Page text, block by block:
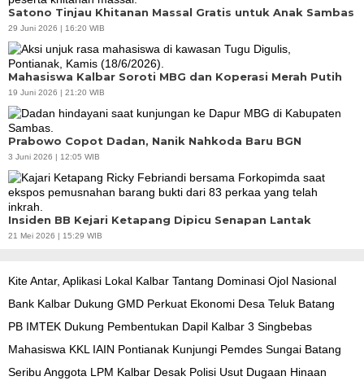
Satono Tinjau Khitanan Massal Gratis untuk Anak Sambas
29 Juni 2026 | 16:20 WIB
Mahasiswa Kalbar Soroti MBG dan Koperasi Merah Putih
19 Juni 2026 | 21:20 WIB
Prabowo Copot Dadan, Nanik Nahkoda Baru BGN
3 Juni 2026 | 12:05 WIB
Insiden BB Kejari Ketapang Dipicu Senapan Lantak
21 Mei 2026 | 15:29 WIB
Kite Antar, Aplikasi Lokal Kalbar Tantang Dominasi Ojol Nasional
Bank Kalbar Dukung GMD Perkuat Ekonomi Desa Teluk Batang
PB IMTEK Dukung Pembentukan Dapil Kalbar 3 Singbebas
Mahasiswa KKL IAIN Pontianak Kunjungi Pemdes Sungai Batang
Seribu Anggota LPM Kalbar Desak Polisi Usut Dugaan Hinaan